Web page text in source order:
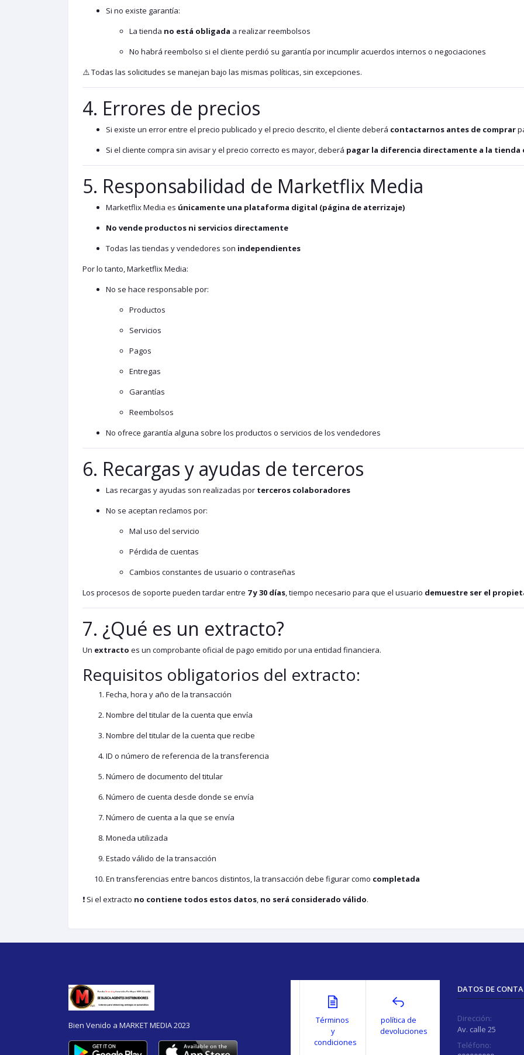
Si no existe garantía:
La tienda no está obligada a realizar reembolsos
No habrá reembolso si el cliente perdió su garantía por incumplir acuerdos internos o negociaciones
⚠️ Todas las solicitudes se manejan bajo las mismas políticas, sin excepciones.
4. Errores de precios
Si existe un error entre el precio publicado y el precio descrito, el cliente deberá contactarnos antes de comprar
Si el cliente compra sin avisar y el precio correcto es mayor, deberá pagar la diferencia directamente a la tienda
5. Responsabilidad de Marketflix Media
Marketflix Media es únicamente una plataforma digital (página de aterrizaje)
No vende productos ni servicios directamente
Todas las tiendas y vendedores son independientes
Por lo tanto, Marketflix Media:
No se hace responsable por:
Productos
Servicios
Pagos
Entregas
Garantías
Reembolsos
No ofrece garantía alguna sobre los productos o servicios de los vendedores
6. Recargas y ayudas de terceros
Las recargas y ayudas son realizadas por terceros colaboradores
No se aceptan reclamos por:
Mal uso del servicio
Pérdida de cuentas
Cambios constantes de usuario o contraseñas
Los procesos de soporte pueden tardar entre 7 y 30 días, tiempo necesario para que el usuario demuestre ser el
7. ¿Qué es un extracto?
Un extracto es un comprobante oficial de pago emitido por una entidad financiera.
Requisitos obligatorios del extracto:
Fecha, hora y año de la transacción
Nombre del titular de la cuenta que envía
Nombre del titular de la cuenta que recibe
ID o número de referencia de la transferencia
Número de documento del titular
Número de cuenta desde donde se envía
Número de cuenta a la que se envía
Moneda utilizada
Estado válido de la transacción
En transferencias entre bancos distintos, la transacción debe figurar como completada
❗ Si el extracto no contiene todos estos datos, no será considerado válido.
Bien Venido a MARKET MEDIA 2023
Términos
y
condiciones
política de
devoluciones
DATOS DE
Dirección:
Av. calle 25
Teléfono: